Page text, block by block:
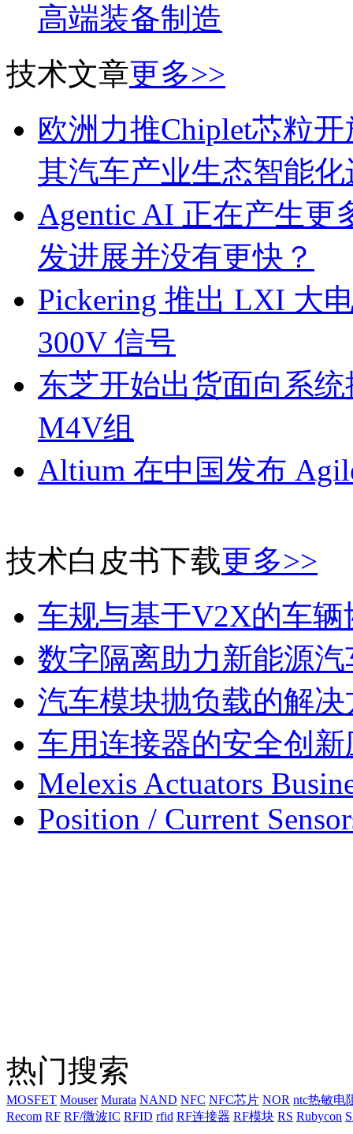
高端装备制造
技术文章更多>>
欧洲力推Chiplet芯粒
其汽车产业生态智能化
Agentic AI 正在产生更
发进展并没有更快？
Pickering 推出 LXI 大
300V 信号
东芝开始出货面向系
M4V组
Altium 在中国发布
技术白皮书下载更多>>
车规与基于V2X的车
数字隔离助力新能源
汽车模块抛负载的解决
车用连接器的安全创新
Melexis Actuators
Position / Current
热门搜索
MOSFET Mouser Murata NAND NFC NFC芯片 NOR ntc热敏电
Recom RF RF/微波IC RFID rfid RF连接器 RF模块 RS Rubycon